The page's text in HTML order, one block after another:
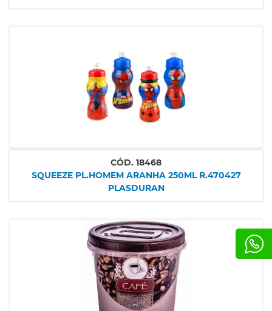
CÓD. 18468
SQUEEZE PL.HOMEM ARANHA 250ML R.470427
PLASDURAN